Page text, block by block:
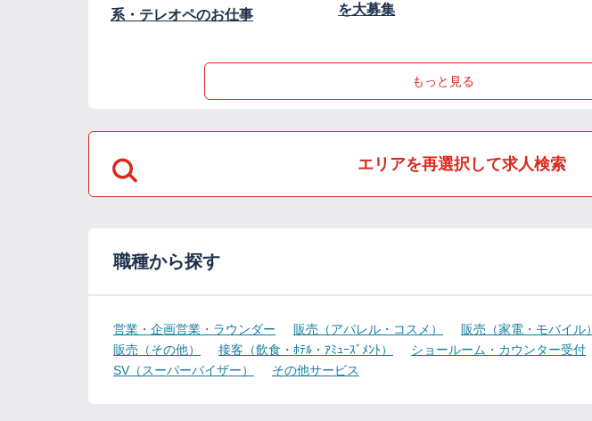
系・テレオペのお仕事
を大募集
もっと見る
エリアを再選択して求人検索
職種から探す
営業・企画営業・ラウンダー 販売（アパレル・コスメ） 販売（家電・モバイル）
販売（その他）
接客（飲食・ﾎﾃﾙ・ｱﾐｭｰｽﾞﾒﾝﾄ） ショールーム・カウンター受付
SV（スーパーバイザー）
その他サービス